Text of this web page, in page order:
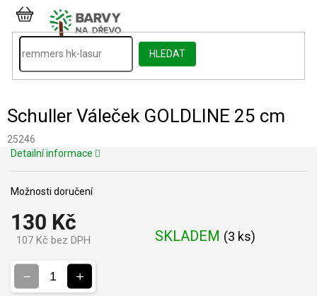
Přejít
obsah
HLEDAT
NÁKUPNÍ
KOŠÍK
Schuller Váleček GOLDLINE 25 cm
25246
130 Kč
107 Kč bez DPH SKLADEM (3 ks)
Možnosti doručení
Detailní informace